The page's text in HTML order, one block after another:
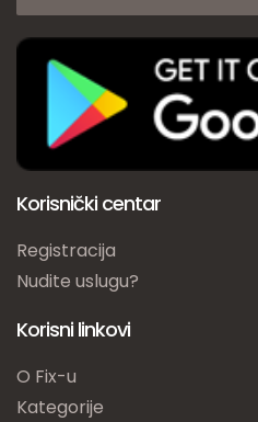
Korisnički centar
Registracija
Nudite uslugu?
Korisni linkovi
O Fix-u
Kategorije